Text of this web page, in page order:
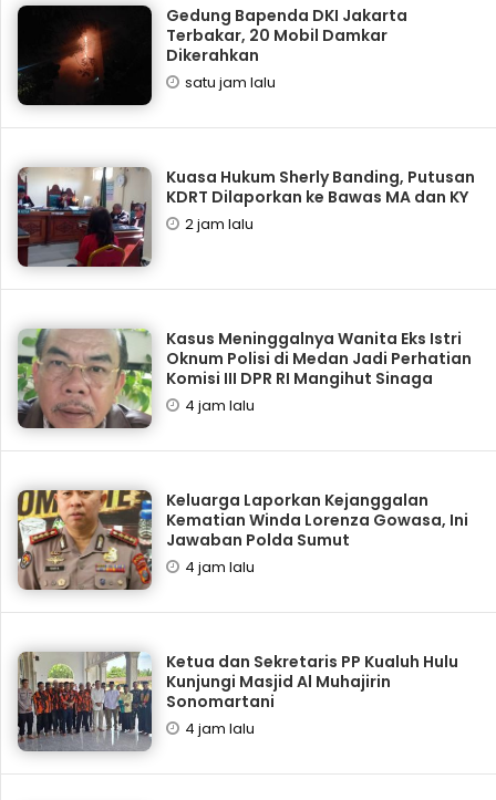
Gedung Bapenda DKI Jakarta
Terbakar, 20 Mobil Damkar
Dikerahkan
satu jam lalu
Kuasa Hukum Sherly Banding, Putusan
KDRT Dilaporkan ke Bawas MA dan KY
2 jam lalu
Kasus Meninggalnya Wanita Eks Istri
Oknum Polisi di Medan Jadi Perhatian
Komisi III DPR RI Mangihut Sinaga
4 jam lalu
Keluarga Laporkan Kejanggalan
Kematian Winda Lorenza Gowasa, Ini
Jawaban Polda Sumut
4 jam lalu
Ketua dan Sekretaris PP Kualuh Hulu
Kunjungi Masjid Al Muhajirin
Sonomartani
4 jam lalu